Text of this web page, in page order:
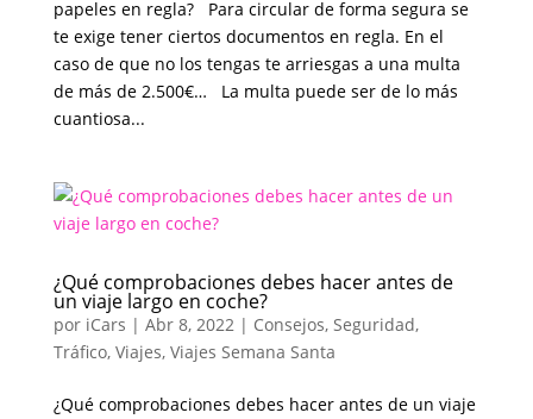
papeles en regla? Para circular de forma segura se
te exige tener ciertos documentos en regla. En el
caso de que no los tengas te arriesgas a una multa
de más de 2.500€… La multa puede ser de lo más
cuantiosa...
¿Qué comprobaciones debes hacer antes de
un viaje largo en coche?
por iCars | Abr 8, 2022| Consejos, Seguridad,
Tráfico, Viajes, Viajes Semana Santa
¿Qué comprobaciones debes hacer antes de un viaje